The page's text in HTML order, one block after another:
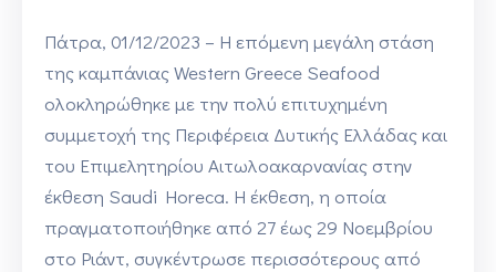
Πάτρα, 01/12/2023 – Η επόμενη μεγάλη στάση
της καμπάνιας Western Greece Seafood
ολοκληρώθηκε με την πολύ επιτυχημένη
συμμετοχή της Περιφέρεια Δυτικής Ελλάδας και
του Επιμελητηρίου Αιτωλοακαρνανίας στην
έκθεση Saudi Horeca. Η έκθεση, η οποία
πραγματοποιήθηκε από 27 έως 29 Νοεμβρίου
στο Ριάντ, συγκέντρωσε περισσότερους από